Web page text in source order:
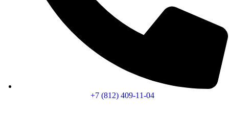
+7 (812) 409-11-04